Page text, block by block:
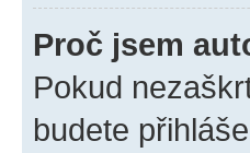
Proč jsem
Pokud
budete